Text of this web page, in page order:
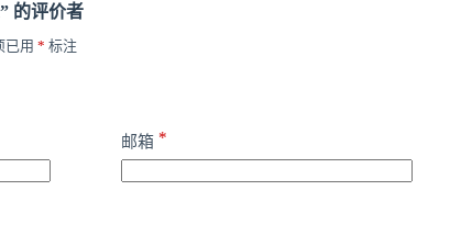
的评价者
已用 * 标注
邮箱*